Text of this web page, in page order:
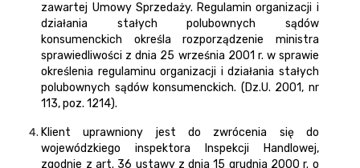
zawartej Umowy Sprzedaży. Regulamin organizacji i
działania stałych polubownych sądów
konsumenckich określa rozporządzenie ministra
sprawiedliwości z dnia 25 września 2001 r. w sprawie
określenia regulaminu organizacji i działania stałych
polubownych sądów konsumenckich. (Dz.U. 2001, nr
113, poz. 1214).
Klient uprawniony jest do zwrócenia się do
wojewódzkiego inspektora Inspekcji Handlowej,
zgodnie z art. 36 ustawy z dnia 15 grudnia 2000 r. o